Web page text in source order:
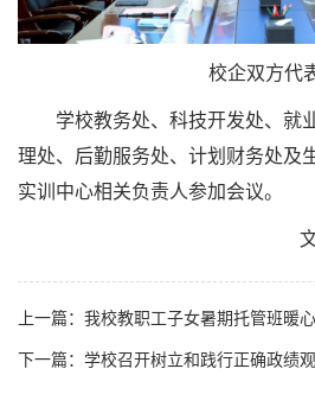
校企双方代
学校教务处、科技开发处、就
理处、后勤服务处、计划财务处及
实训中心相关负责人参加会议。
上一篇：我校教职工子女暑期托管班暖
下一篇：学校召开树立和践行正确政绩